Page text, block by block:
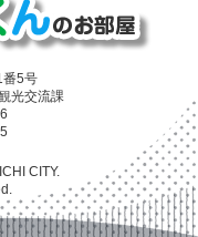
番5号
光交流課
CITY.